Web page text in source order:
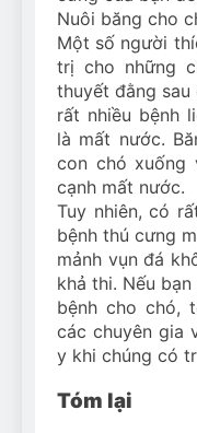
Nuôi băng cho
Một số người
trị cho những
thuyết đằng sau
rất nhiều bệnh
là mất nước.
con chó xuống
cạnh mất nước.
Tuy nhiên, có
bệnh thú cưng
mảnh vụn đá
khả thi. Nếu
bệnh cho chó,
các chuyên gia
y khi chúng có
Tóm lại